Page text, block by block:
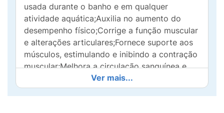
usada durante o banho e em qualquer
atividade aquática;Auxilia no aumento do
desempenho físico;Corrige a função muscular
e alterações articulares;Fornece suporte aos
músculos, estimulando e inibindo a contração
muscular;Melhora a circulação sanguínea e
linfática, sendo eficaz na absorção de
edemas e hematomas;Guia para
Ver mais...